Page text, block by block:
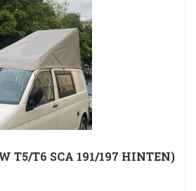
T5/T6 SCA 191/197 HINTEN)